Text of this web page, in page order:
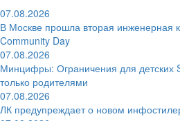
07.08.2026
В Москве прошла вторая инженерная
Community Day
07.08.2026
Минцифры: Ограничения для детских
только родителями
07.08.2026
ЛК предупреждает о новом